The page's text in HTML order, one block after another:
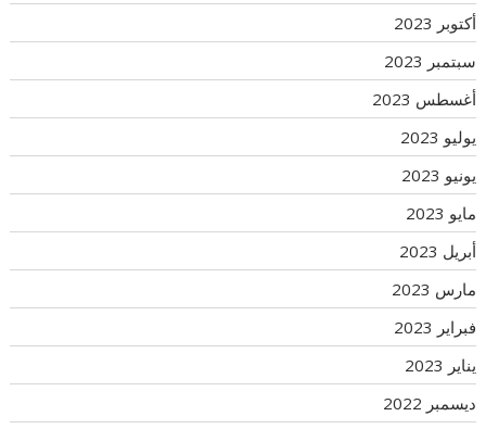
أكتوبر 2023
سبتمبر 2023
أغسطس 2023
يوليو 2023
يونيو 2023
مايو 2023
أبريل 2023
مارس 2023
فبراير 2023
يناير 2023
ديسمبر 2022